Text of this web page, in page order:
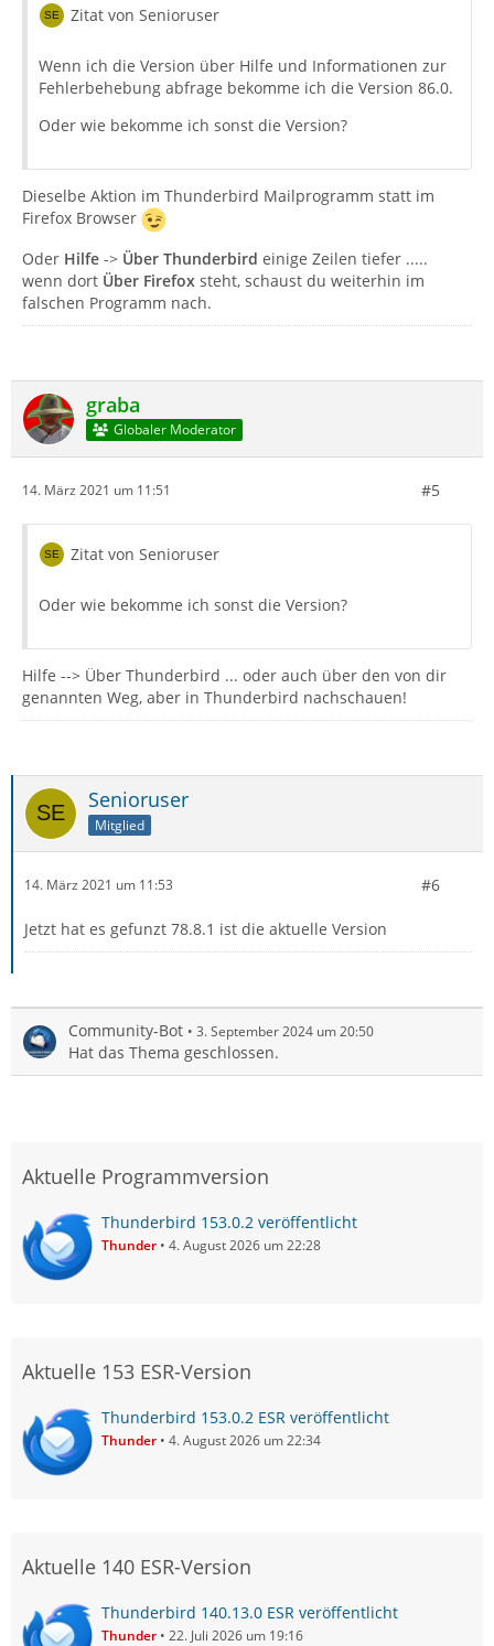
Zitat von Senioruser
Wenn ich die Version über Hilfe und Informationen zur
Fehlerbehebung abfrage bekomme ich die Version 86.0.
Oder wie bekomme ich sonst die Version?
Dieselbe Aktion im Thunderbird Mailprogramm statt im
Firefox Browser
Oder Hilfe -> Über Thunderbird einige Zeilen tiefer .....
wenn dort Über Firefox steht, schaust du weiterhin im
falschen Programm nach.
graba
Globaler Moderator
14. März 2021 um 11:51 #5
Zitat von Senioruser
Oder wie bekomme ich sonst die Version?
Hilfe --> Über Thunderbird ... oder auch über den von dir
genannten Weg, aber in Thunderbird nachschauen!
Senioruser
Mitglied
14. März 2021 um 11:53 #6
Jetzt hat es gefunzt 78.8.1 ist die aktuelle Version
Community-Bot 3. September 2024 um 20:50
Hat das Thema geschlossen.
Aktuelle Programmversion
Thunderbird 153.0.2 veröffentlicht
Thunder 4. August 2026 um 22:28
Aktuelle 153 ESR-Version
Thunderbird 153.0.2 ESR veröffentlicht
Thunder 4. August 2026 um 22:34
Aktuelle 140 ESR-Version
Thunderbird 140.13.0 ESR veröffentlicht
Thunder 22. Juli 2026 um 19:16